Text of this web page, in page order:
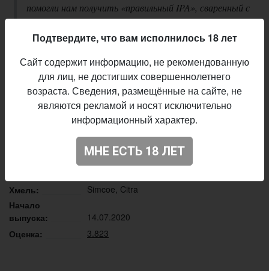
помогли нам получить «правильный IPA», сваренный с
добавлением американского хмеля, который прошёл
инновационный криогенный процесс — Simcoe CRYO®
мощная хмелевая горечь в начале и приятно уходящая
в финале.
Описание производителя
Hops Brewery
IPA - American
6,6%
Хмель:
Simcoe, Citra
Начало
выпуска:
14.07.2020
Оценка:
3.823
Подтвердите, что вам исполнилось 18 лет
Сайт содержит информацию, не рекомендованную
для лиц, не достигших совершеннолетнего
возраста. Сведения, размещённые на сайте, не
являются рекламой и носят исключительно
информационный характер.
МНЕ ЕСТЬ 18 ЛЕТ